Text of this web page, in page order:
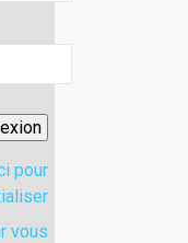
pour
vous